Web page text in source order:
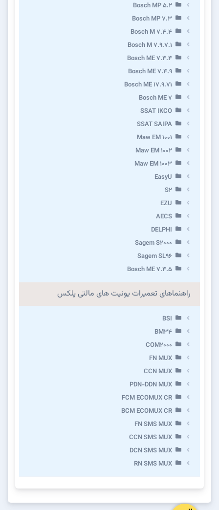
Bosch MP 5.2
Bosch MP 7.3
Bosch M 7.4.4
Bosch M 7.9.7.1
Bosch ME 7.4.4
Bosch ME 7.4.9
Bosch ME 17.9.71
Bosch ME 7
SSAT IKCO
SSAT SAIPA
Maw EM 1001
Maw EM 1002
Maw EM 1003
EasyU
S2
EZU
AECS
DELPHI
Sagem S2000
Sagem SL96
Bosch ME 7.4.5
راهنماهای تعمیرات یونیت های مالتی پلکس
BSI
BM34
COM2000
FN MUX
CCN MUX
PDN-DDN MUX
FCM ECOMUX CR
BCM ECOMUX CR
FN SMS MUX
CCN SMS MUX
DCN SMS MUX
RN SMS MUX